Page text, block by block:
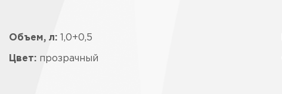
Объем, л: 1,0+0,5
Цвет: прозрачный